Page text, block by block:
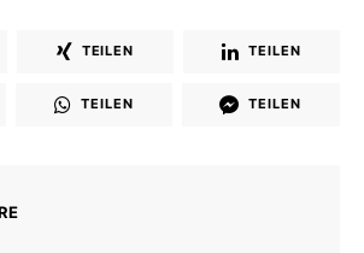
TEILEN TEILEN
TEILEN TEILEN